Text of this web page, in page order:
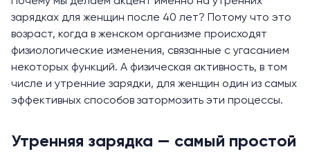
зарядках для женщин после 40 лет? Потому что это
возраст, когда в женском организме происходят
физиологические изменения, связанные с угасанием
некоторых функций. А физическая активность, в том
числе и утренние зарядки, для женщин один из самых
эффективных способов затормозить эти процессы.
Утренняя зарядка — самый простой